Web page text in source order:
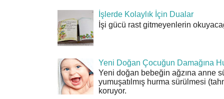
İşlerde Kolaylık İçin Dualar
İşi gücü rast gitmeyenlerin
Yeni Doğan Çocuğun Damağına
Yeni doğan bebeğin ağzına anne
yumuşatılmış hurma sürülmesi
koruyor.